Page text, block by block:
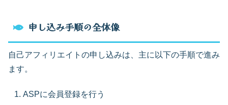
申し込み手順の全体像
自己アフィリエイトの申し込みは、主に以下の手順で進み
ます。
ASPに会員登録を行う